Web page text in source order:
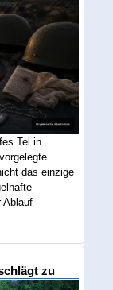
Tel in
das einzige
Ablauf
zu